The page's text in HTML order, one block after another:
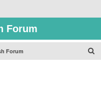
Forum
Forum